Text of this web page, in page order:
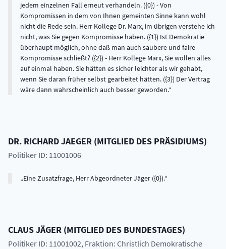
jedem einzelnen Fall erneut verhandeln. ({0}) - Von
Kompromissen in dem von Ihnen gemeinten Sinne kann wohl
nicht die Rede sein. Herr Kollege Dr. Marx, im übrigen verstehe ich
nicht, was Sie gegen Kompromisse haben. ({1}) Ist Demokratie
überhaupt möglich, ohne daß man auch saubere und faire
Kompromisse schließt? ({2}) - Herr Kollege Marx, Sie wollen alles
auf einmal haben. Sie hätten es sicher leichter als wir gehabt,
wenn Sie daran früher selbst gearbeitet hätten. ({3}) Der Vertrag
wäre dann wahrscheinlich auch besser geworden.
DR. RICHARDJAEGER (MITGLIED DES PRÄSIDIUMS)
Politiker ID: 11001006
Eine Zusatzfrage, Herr Abgeordneter Jäger ({0}).
CLAUSJÄGER (MITGLIED DES BUNDESTAGES)
Politiker ID: 11001002, Fraktion: Christlich Demokratische